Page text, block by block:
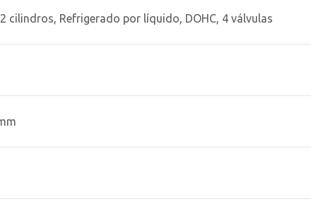
cilindros, Refrigerado por líquido, DOHC, 4 válvulas